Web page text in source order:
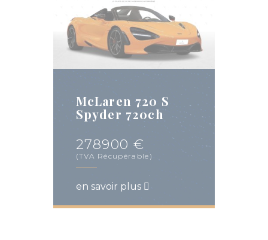
McLaren 720 S
Spyder 720ch
278900 €
(TVA Récupérable)
en savoir plus